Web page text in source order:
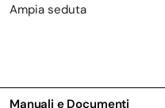
Ampia seduta
Manuali e Documenti